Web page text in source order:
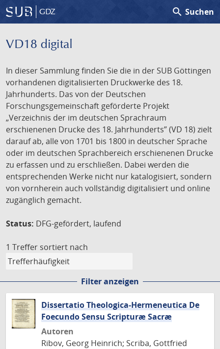
GDZ search Suchen
VD18 digital
In dieser Sammlung finden Sie die in der SUB Göttingen
vorhandenen digitalisierten Druckwerke des 18.
Jahrhunderts. Das von der Deutschen
Forschungsgemeinschaft geförderte Projekt
„Verzeichnis der im deutschen Sprachraum
erschienenen Drucke des 18. Jahrhunderts” (VD 18) zielt
darauf ab, alle von 1701 bis 1800 in deutscher Sprache
oder im deutschen Sprachbereich erschienenen Drucke
zu erfassen und zu erschließen. Dabei werden die
entsprechenden Werke nicht nur katalogisiert, sondern
von vornherein auch vollständig digitalisiert und online
zugänglich gemacht.
Status: DFG-gefördert, laufend
1 Treffer sortiert nach
Filter anzeigen
Dissertatio Theologica-Hermeneutica De
Foecundo Sensu Scripturæ Sacræ
Autoren
Ribov, Georg Heinrich; Scriba, Gottfried